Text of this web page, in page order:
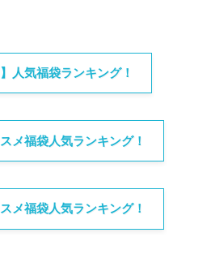
人気福袋ランキング！
メ福袋人気ランキング！
メ福袋人気ランキング！